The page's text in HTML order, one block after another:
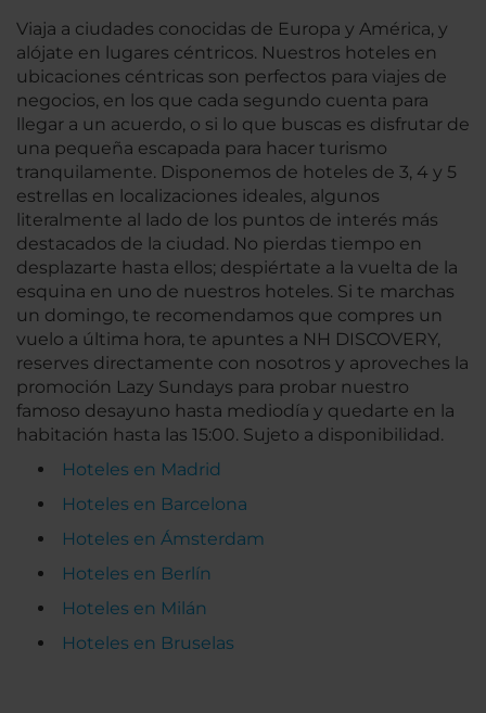
Viaja a ciudades conocidas de Europa y América, y
alójate en lugares céntricos. Nuestros hoteles en
ubicaciones céntricas son perfectos para viajes de
negocios, en los que cada segundo cuenta para
llegar a un acuerdo, o si lo que buscas es disfrutar de
una pequeña escapada para hacer turismo
tranquilamente. Disponemos de hoteles de 3, 4 y 5
estrellas en localizaciones ideales, algunos
literalmente al lado de los puntos de interés más
destacados de la ciudad. No pierdas tiempo en
desplazarte hasta ellos; despiértate a la vuelta de la
esquina en uno de nuestros hoteles. Si te marchas
un domingo, te recomendamos que compres un
vuelo a última hora, te apuntes a NH DISCOVERY,
reserves directamente con nosotros y aproveches la
promoción Lazy Sundays para probar nuestro
famoso desayuno hasta mediodía y quedarte en la
habitación hasta las 15:00. Sujeto a disponibilidad.
Hoteles en Madrid
Hoteles en Barcelona
Hoteles en Ámsterdam
Hoteles en Berlín
Hoteles en Milán
Hoteles en Bruselas